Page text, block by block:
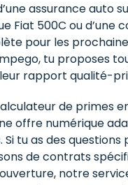
assurance auto
Fiat 500C ou d’une
pour les
tu proposes
rapport qualité-
de primes
offre numérique
Si tu as des questions
de contrats
notre